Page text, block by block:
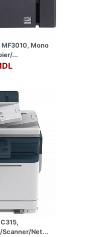
Mono
...
Scanner/Net...